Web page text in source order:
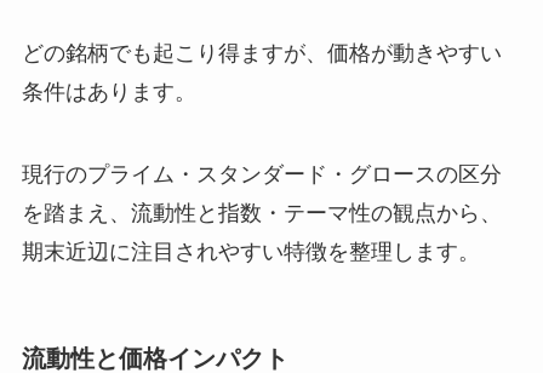
どの銘柄でも起こり得ますが、価格が動きやすい
条件はあります。
現行のプライム・スタンダード・グロースの区分
を踏まえ、流動性と指数・テーマ性の観点から、
期末近辺に注目されやすい特徴を整理します。
流動性と価格インパクト